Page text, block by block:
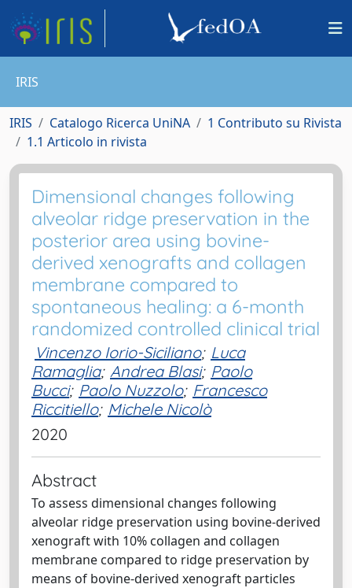
IRIS
IRIS Catalogo Ricerca UniNA
1 Contributo su Rivista
1.1 Articolo in rivista
Dimensional changes following
alveolar ridge preservation in the
posterior area using bovine-
derived xenografts and collagen
membrane compared to
spontaneous healing: a 6-month
randomized controlled clinical trial
Vincenzo Iorio-Siciliano; Luca
Ramaglia; Andrea Blasi; Paolo
Bucci; Paolo Nuzzolo; Francesco
Riccitiello; Michele Nicolò
2020
Abstract
To assess dimensional changes following
alveolar ridge preservation using bovine-derived
xenograft with 10% collagen and collagen
membrane compared to ridge preservation by
means of bovine-derived xenograft particles